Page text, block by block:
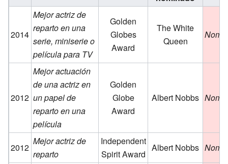
2014
Mejor actriz de
reparto en una
serie, miniserie o
película para TV
Golden
Globes
Award
The White
Queen
2012
Mejor actuación
de una actriz en
un papel de
reparto en una
película
Golden
Globe
Award
Albert Nobbs
2012
Mejor actriz de
reparto
Independent
Spirit Award
Albert Nobbs